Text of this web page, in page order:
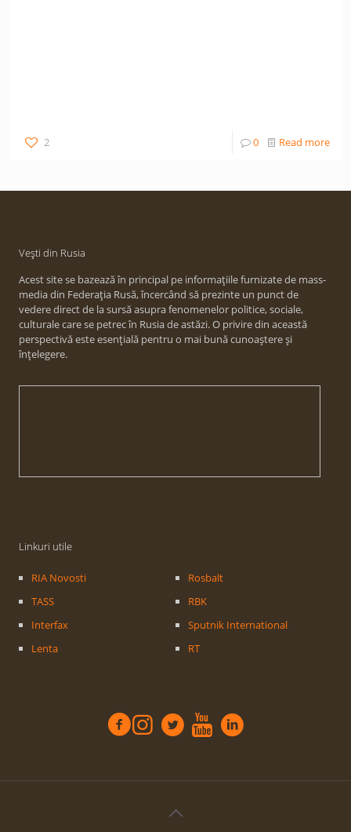
2 0 Read more
Vești din Rusia
Acest site se bazează în principal pe informațiile furnizate de mass-
media din Federația Rusă, încercând să prezinte un punct de
vedere direct de la sursă asupra fenomenelor politice, sociale,
culturale care se petrec în Rusia de astăzi. O privire din această
perspectivă este esențială pentru o mai bună cunoaștere și
înțelegere.
Linkuri utile
RIA Novosti
TASS
Interfax
Lenta
Rosbalt
RBK
Sputnik International
RT